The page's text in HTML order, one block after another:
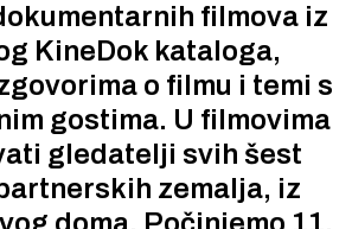
filmova iz
KineDok kataloga,
o filmu i temi s
gostima. U filmovima
gledatelji svih šest
zemalja, iz